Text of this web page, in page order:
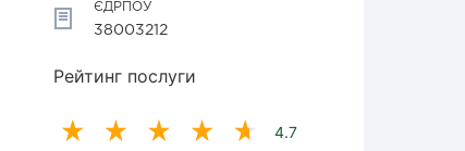
ЄДРПОУ
38003212
Рейтинг послуги
4.7